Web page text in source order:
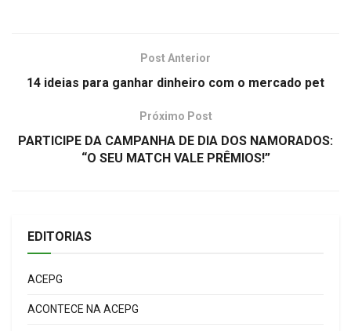
Post Anterior
14 ideias para ganhar dinheiro com o mercado pet
Próximo Post
PARTICIPE DA CAMPANHA DE DIA DOS NAMORADOS:
“O SEU MATCH VALE PRÊMIOS!”
EDITORIAS
ACEPG
ACONTECE NA ACEPG